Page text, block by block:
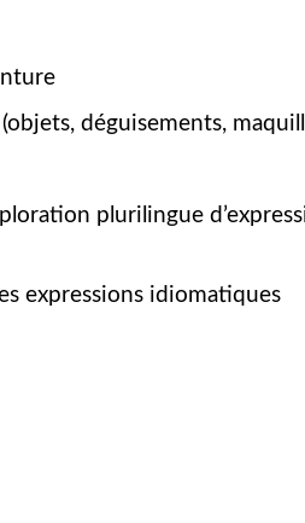
déguisements,
plurilingue
expressions idiomatiques